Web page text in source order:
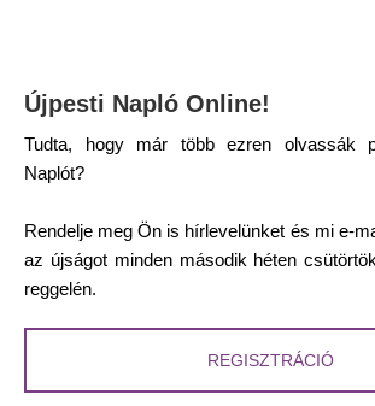
Újpesti Napló Online!
Tudta, hogy már több ezren olvassák
Naplót?
Rendelje meg Ön is hírlevelünket és mi e-
az újságot minden második héten
reggelén.
REGISZTRÁCIÓ